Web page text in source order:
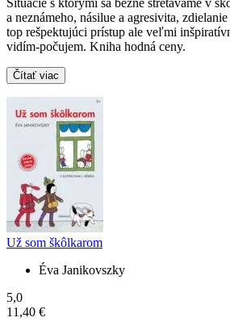
Situácie s ktorými sa bežne stretavame v
a neznámeho, násilue a agresivita,
top rešpektujúci prístup ale veľmi
vidím-počujem. Kniha hodná ceny.
Čítať viac
Už som škôlkarom
Éva Janikovszky
5,0
11,40 €